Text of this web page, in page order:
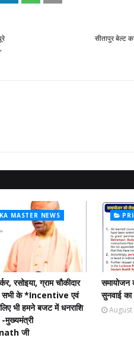
सीतापुर बेल्ट
MASTER NEWS
रसोइया, ग्राम चौकीदार
सभी के *Incentive एवं
भी हमने बजट में धनराशि
मुख्यमंत्री
जी
समायोजन
सुनवाई
August